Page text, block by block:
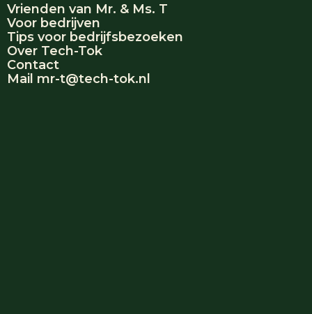
Vrienden van Mr. & Ms. T
Voor bedrijven
Tips voor bedrijfsbezoeken
Over Tech-Tok
Contact
Mail mr-t@tech-tok.nl